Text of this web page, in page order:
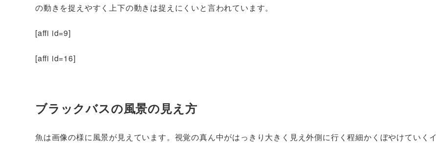
の動きを捉えやすく上下の動きは捉えにくいと言われています。
[affi id=9]
[affi id=16]
ブラックバスの風景の見え方
魚は画像の様に風景が見えています。視覚の真ん中がはっきり大きく見え外側に行く程細かくぼやけていくイ